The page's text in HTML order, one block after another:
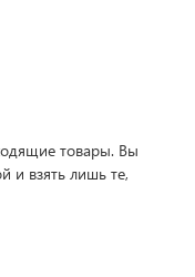
товары. Вы
и взять лишь те,